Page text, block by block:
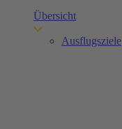
Übersicht
Ausflugsziele